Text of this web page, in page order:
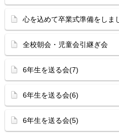
心を込めて卒業式準備をしま
全校朝会・児童会引継ぎ会
6年生を送る会(7)
6年生を送る会(6)
6年生を送る会(5)